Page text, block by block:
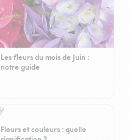
Les fleurs du mois de Juin :
notre guide
Fleurs et couleurs : quelle